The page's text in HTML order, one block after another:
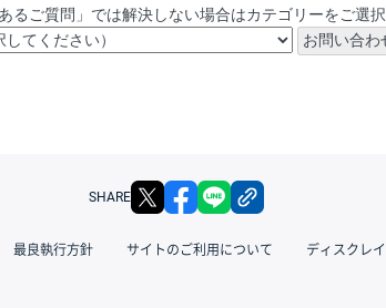
あるご質問」では解決しない場合はカテゴリーをご選
SHARE X facebook
最良執行方針 サイトのご利用について ディスクレ